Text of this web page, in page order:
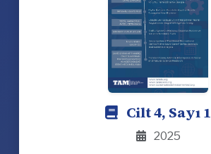
Cilt 4, Sayı 1
2025